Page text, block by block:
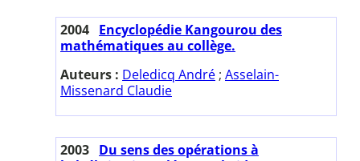
2004 Encyclopédie Kangourou des
mathématiques au collège.
Auteurs : Deledicq André ; Asselain-
Missenard Claudie
2003 Du sens des opérations à